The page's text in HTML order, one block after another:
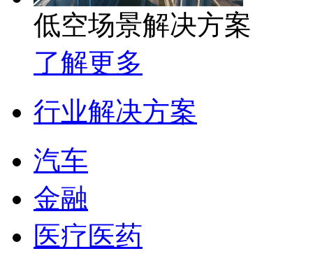
低空场景解决方案
了解更多
行业解决方案
汽车
金融
医疗医药